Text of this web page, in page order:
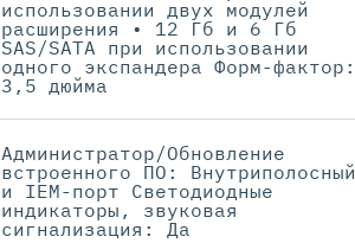
использовании двух модулей
расширения • 12 Гб и 6 Гб
SAS/SATA при использовании
одного экспандера Форм-фактор:
3,5 дюйма
Администратор/Обновление
встроенного ПО: Внутриполосный
и IEM-порт Светодиодные
индикаторы, звуковая
сигнализация: Да